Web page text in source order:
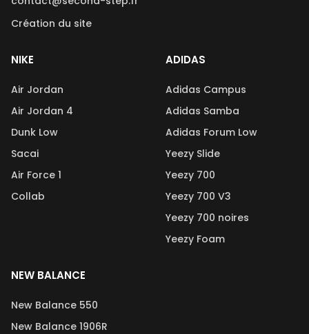
Création du site
NIKE
Air Jordan
Air Jordan 4
Dunk Low
Sacai
Air Force 1
Collab
ADIDAS
Adidas Campus
Adidas Samba
Adidas Forum Low
Yeezy Slide
Yeezy 700
Yeezy 700 V3
Yeezy 700 noires
Yeezy Foam
NEW BALANCE
New Balance 550
New Balance 1906R